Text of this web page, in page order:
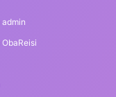
admin
ObaReisi